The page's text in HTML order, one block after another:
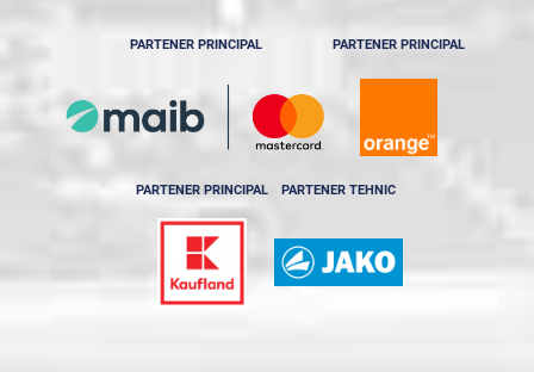
PARTENER PRINCIPAL PARTENER PRINCIPAL
PARTENER PRINCIPAL PARTENER TEHNIC